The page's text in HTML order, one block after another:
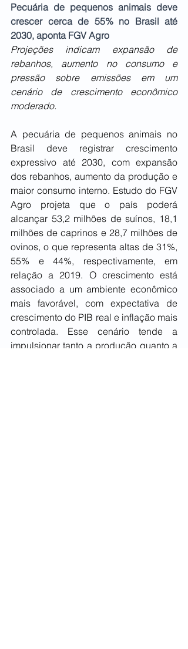
Pecuária de pequenos animais deve
crescer cerca de 55% no Brasil até
2030, aponta FGV Agro
Projeções indicam expansão de
rebanhos, aumento no consumo e
pressão sobre emissões em um
cenário de crescimento econômico
moderado.
A pecuária de pequenos animais no
Brasil deve registrar crescimento
expressivo até 2030, com expansão
dos rebanhos, aumento da produção e
maior consumo interno. Estudo do FGV
Agro projeta que o país poderá
alcançar 53,2 milhões de suínos, 18,1
milhões de caprinos e 28,7 milhões de
ovinos, o que representa altas de 31%,
55% e 44%, respectivamente, em
relação a 2019. O crescimento está
associado a um ambiente econômico
mais favorável, com expectativa de
crescimento do PIB real e inflação mais
controlada. Esse cenário tende a
impulsionar tanto a produção quanto a